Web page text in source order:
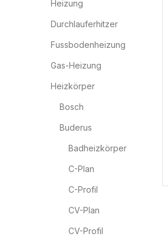
Heizung
Durchlauferhitzer
Fussbodenheizung
Gas-Heizung
Heizkörper
Bosch
Buderus
Badheizkörper
C-Plan
C-Profil
CV-Plan
CV-Profil